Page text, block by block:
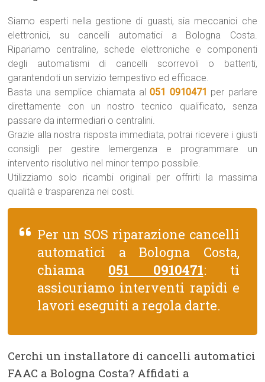
Siamo esperti nella gestione di guasti, sia meccanici che
elettronici, su cancelli automatici a Bologna Costa.
Ripariamo centraline, schede elettroniche e componenti
degli automatismi di cancelli scorrevoli o battenti,
garantendoti un servizio tempestivo ed efficace.
Basta una semplice chiamata al051 0910471 per parlare
direttamente con un nostro tecnico qualificato, senza
passare da intermediari o centralini.
Grazie alla nostra risposta immediata, potrai ricevere i giusti
consigli per gestire lemergenza e programmare un
intervento risolutivo nel minor tempo possibile.
Utilizziamo solo ricambi originali per offrirti la massima
qualità e trasparenza nei costi.
Per un SOS riparazione cancelli
automatici a Bologna Costa,
chiama 051 0910471: ti
assicuriamo interventi rapidi e
lavori eseguiti a regola darte.
Cerchi un installatore di cancelli automatici
FAAC a Bologna Costa? Affidati a